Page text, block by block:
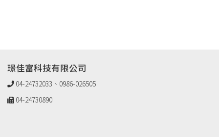
璟佳富科技有限公司
04-24732033、0986-026505
04-24730890